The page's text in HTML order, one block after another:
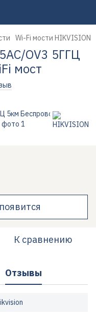
Wi-Fi мости HIKVISION
OV3 5ГГЦ
мост
К сравнению
Отзывы